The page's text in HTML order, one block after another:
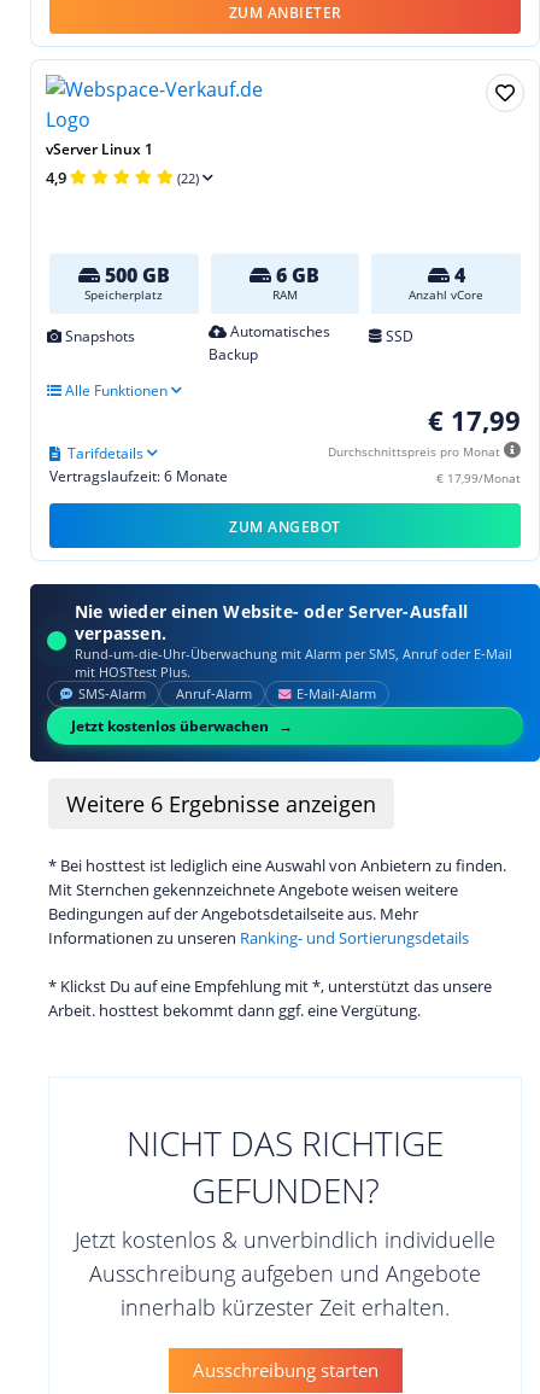
ZUM ANBIETER
vServer Linux 1
4,9 (22)
500 GB
Speicherplatz
6 GB
RAM
4
Anzahl vCore
Snapshots
Automatisches
Backup
SSD
Alle Funktionen
€ 17,99
Durchschnittspreis pro Monat
€ 17,99/Monat
Vertragslaufzeit: 6 Monate
Tarifdetails
ZUM ANGEBOT
Nie wieder einen Website- oder Server-Ausfall
verpassen.
Rund-um-die-Uhr-Überwachung mit Alarm per SMS, Anruf oder E‑Mail
mit HOSTtest Plus.
SMS‑Alarm Anruf‑Alarm E‑Mail‑Alarm
Jetzt kostenlos überwachen
Weitere 6 Ergebnisse anzeigen
* Bei hosttest ist lediglich eine Auswahl von Anbietern zu finden.
Mit Sternchen gekennzeichnete Angebote weisen weitere
Bedingungen auf der Angebotsdetailseite aus. Mehr
Informationen zu unseren Ranking- und Sortierungsdetails
* Klickst Du auf eine Empfehlung mit *, unterstützt das unsere
Arbeit. hosttest bekommt dann ggf. eine Vergütung.
NICHT DAS RICHTIGE
GEFUNDEN?
Jetzt kostenlos & unverbindlich individuelle
Ausschreibung aufgeben und Angebote
innerhalb kürzester Zeit erhalten.
Ausschreibung starten